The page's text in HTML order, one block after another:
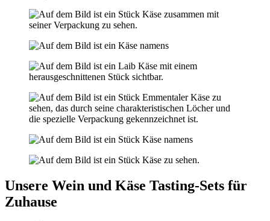
Unsere Wein und Käse Tasting-Sets für
Zuhause